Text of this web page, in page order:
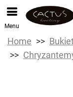
Menu
Home